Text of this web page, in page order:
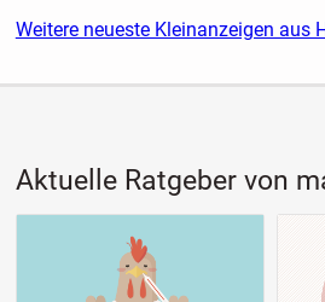
Weitere neueste Kleinanzeigen aus
Aktuelle Ratgeber von